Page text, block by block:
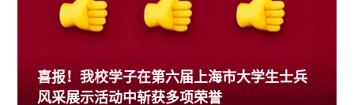
喜报！我校学子在第六届上海市大学生士兵
风采展示活动中斩获多项荣誉